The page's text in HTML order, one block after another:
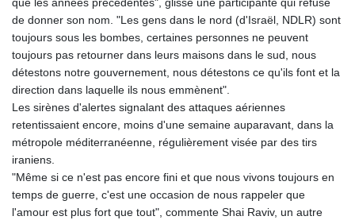
que les années précédentes", glisse une participante qui refuse
de donner son nom. "Les gens dans le nord (d'Israël, NDLR) sont
toujours sous les bombes, certaines personnes ne peuvent
toujours pas retourner dans leurs maisons dans le sud, nous
détestons notre gouvernement, nous détestons ce qu'ils font et la
direction dans laquelle ils nous emmènent".
Les sirènes d'alertes signalant des attaques aériennes
retentissaient encore, moins d'une semaine auparavant, dans la
métropole méditerranéenne, régulièrement visée par des tirs
iraniens.
"Même si ce n'est pas encore fini et que nous vivons toujours en
temps de guerre, c'est une occasion de nous rappeler que
l'amour est plus fort que tout", commente Shai Raviv, un autre